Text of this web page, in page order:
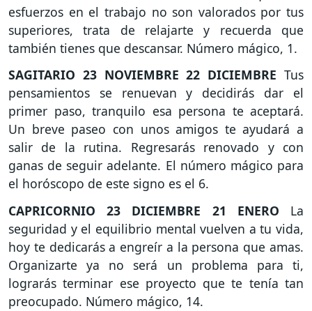
esfuerzos en el trabajo no son valorados por tus
superiores, trata de relajarte y recuerda que
también tienes que descansar. Número mágico, 1.
SAGITARIO 23 NOVIEMBRE 22 DICIEMBRE Tus
pensamientos se renuevan y decidirás dar el
primer paso, tranquilo esa persona te aceptará.
Un breve paseo con unos amigos te ayudará a
salir de la rutina. Regresarás renovado y con
ganas de seguir adelante. El número mágico para
el horóscopo de este signo es el 6.
CAPRICORNIO
23 DICIEMBRE 21 ENERO La
seguridad y el equilibrio mental vuelven a tu vida,
hoy te dedicarás a engreír a la persona que amas.
Organizarte ya no será un problema para ti,
lograrás terminar ese proyecto que te tenía tan
preocupado. Número mágico, 14.